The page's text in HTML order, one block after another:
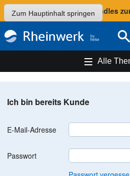
Zum Hauptinhalt springen
Sommer-Aktion: Bundles
Alle
Ich bin bereits Kunde
E-Mail-Adresse
Passwort